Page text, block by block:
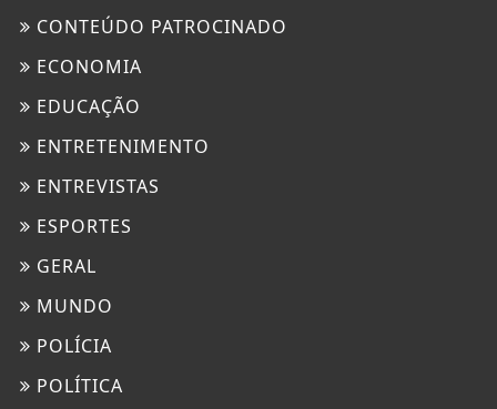
CONTEÚDO PATROCINADO
ECONOMIA
EDUCAÇÃO
ENTRETENIMENTO
ENTREVISTAS
ESPORTES
GERAL
MUNDO
POLÍCIA
POLÍTICA